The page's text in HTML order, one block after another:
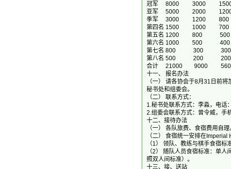
冠军 8000
亚军 5000
季军 3000
第四名 1500
第五名 1200
第六名 1000
第七名 800
第八名 500
合计 21000
十一、 报名办法
（一） 请各协会于8月31日前
秘书处和组委会。
（二） 联系方式：
1.秘书处联系方式：李淼，电话
2.组委会联系方式：曾令威，手
十二、接待办法
（一） 各队旅费、食宿费用自理
（二） 食宿统一安排在Imperial
（1） 领队、教练与棋手食宿标
（2） 随队人员食宿标准：单
照双人间标准）。
十三、接、送站